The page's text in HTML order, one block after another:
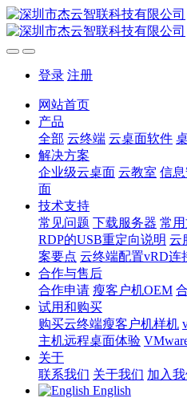
登录 注册
网站首页
产品
全部 云终端 云桌面软件
解决方案
企业级云桌面 云教室 信
面
技术支持
常见问题 下载服务器 常
RDP的USB重定向说明 云
案要点 云终端配置vRD连
合作与售后
合作申请 瘦客户机OEM
试用和购买
购买云终端瘦客户机样机
主机远程桌面体验
关于
联系我们 关于我们 加入
English